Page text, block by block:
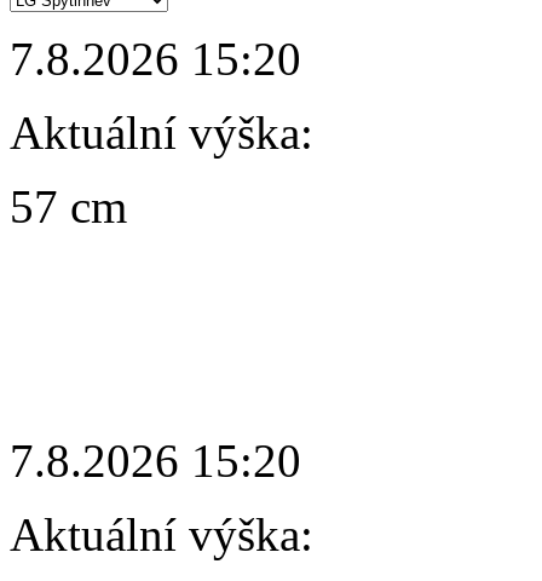
7.8.2026 15:20
Aktuální výška:
57 cm
7.8.2026 15:20
Aktuální výška: